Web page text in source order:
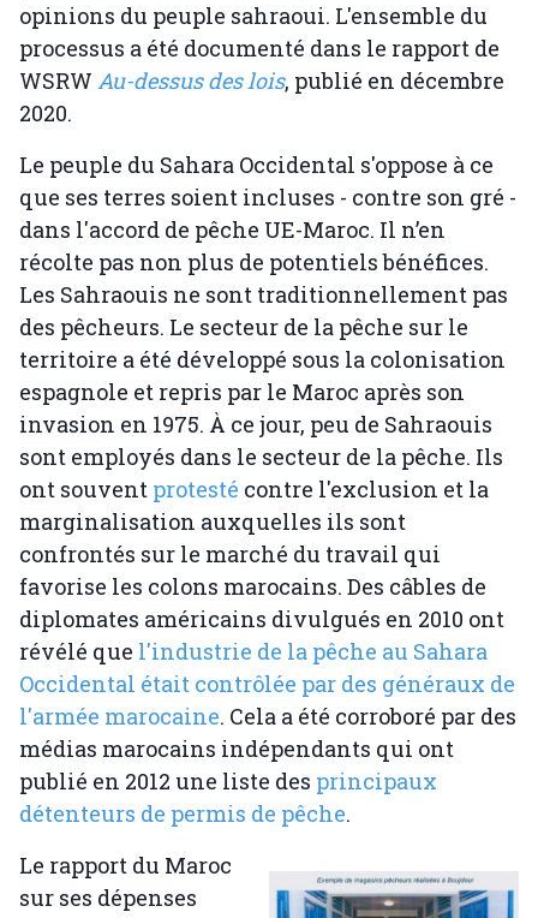
opinions du peuple sahraoui. L'ensemble du
processus a été documenté dans le rapport de
WSRW Au-dessus des lois, publié en décembre
2020.
Le peuple du Sahara Occidental s'oppose à ce
que ses terres soient incluses - contre son gré -
dans l'accord de pêche UE-Maroc. Il n’en
récolte pas non plus de potentiels bénéfices.
Les Sahraouis ne sont traditionnellement pas
des pêcheurs. Le secteur de la pêche sur le
territoire a été développé sous la colonisation
espagnole et repris par le Maroc après son
invasion en 1975. À ce jour, peu de Sahraouis
sont employés dans le secteur de la pêche. Ils
ont souvent protesté contre l'exclusion et la
marginalisation auxquelles ils sont
confrontés sur le marché du travail qui
favorise les colons marocains. Des câbles de
diplomates américains divulgués en 2010 ont
révélé que l'industrie de la pêche au Sahara
Occidental était contrôlée par des généraux de
l'armée marocaine. Cela a été corroboré par des
médias marocains indépendants qui ont
publié en 2012 une liste des principaux
détenteurs de permis de pêche.
Le rapport du Maroc
sur ses dépenses